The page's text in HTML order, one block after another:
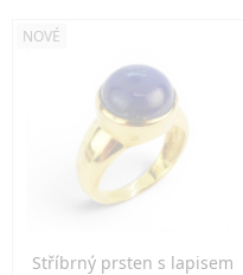
NOVÉ
Stříbrný prsten s lapisem